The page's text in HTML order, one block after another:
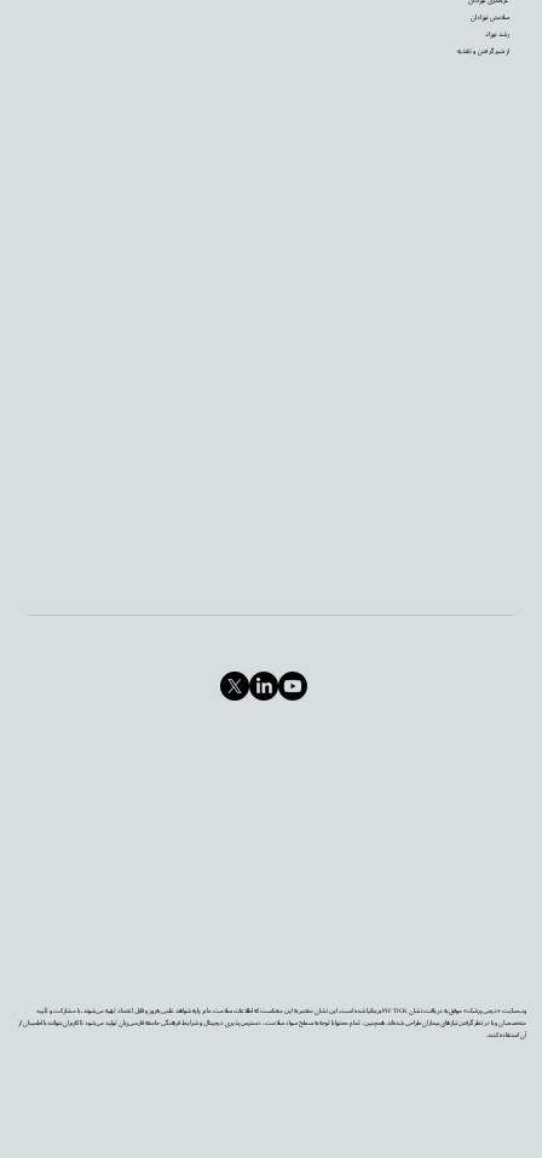
وب‌سایت «دیجی‌پزشک» موفق به دریافت نشان PIF TICK بریتانیا شده است. این نشان معتبر به این معناست که اطلاعات سلامت ما بر پایه شواهد علمی به‌روز و قابل اعتماد تهیه می‌شوند، با مشارکت و تأیید
متخصصان و با در نظر گرفتن نیازهای بیماران طراحی شده‌اند. همچنین، تمام محتوا با توجه به سطح سواد سلامت، دسترس‌پذیری دیجیتال و شرایط فرهنگی جامعه فارسی‌زبان تولید می‌شود تا کاربران بتوانند با اطمینان از
آن استفاده کنند.
سلامتی نوزادان
رشد نوزاد
از شیر گرفتن و تغذیه